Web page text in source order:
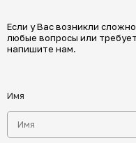
Если у Вас возникли
любые вопросы или
напишите нам.
Имя